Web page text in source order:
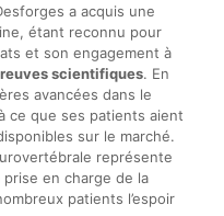
a acquis une
étant reconnu pour
et son engagement à
scientifiques. En
avancées dans le
ce que ses patients aient
sur le marché.
représente
en charge de la
patients l’espoir